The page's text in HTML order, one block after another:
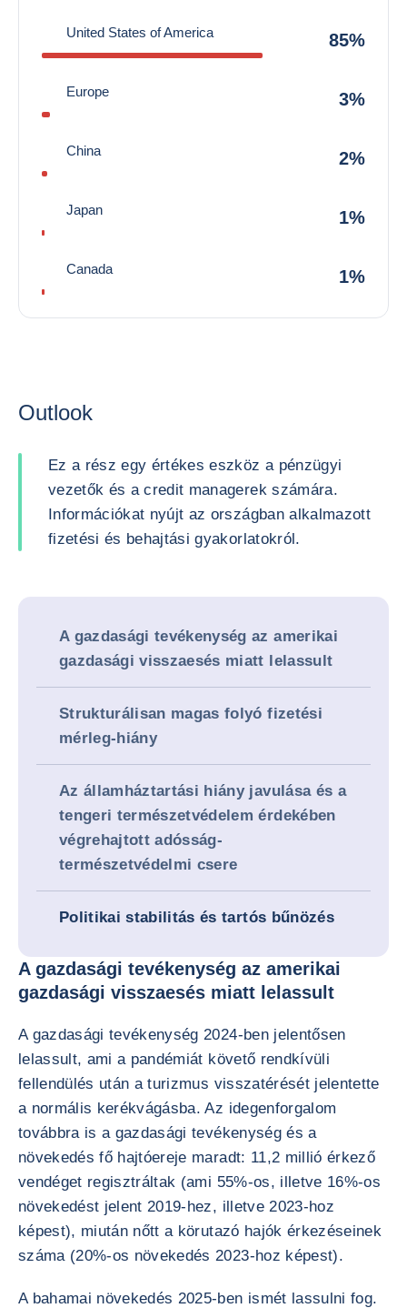
United States of America 85%
Europe 3%
China 2%
Japan 1%
Canada 1%
Outlook
Ez a rész egy értékes eszköz a pénzügyi
vezetők és a credit managerek számára.
Információkat nyújt az országban alkalmazott
fizetési és behajtási gyakorlatokról.
A gazdasági tevékenység az amerikai
gazdasági visszaesés miatt lelassult
Strukturálisan magas folyó fizetési
mérleg-hiány
Az államháztartási hiány javulása és a
tengeri természetvédelem érdekében
végrehajtott adósság-
természetvédelmi csere
Politikai stabilitás és tartós bűnözés
A gazdasági tevékenység az amerikai
gazdasági visszaesés miatt lelassult
A gazdasági tevékenység 2024-ben jelentősen
lelassult, ami a pandémiát követő rendkívüli
fellendülés után a turizmus visszatérését jelentette
a normális kerékvágásba. Az idegenforgalom
továbbra is a gazdasági tevékenység és a
növekedés fő hajtóereje maradt: 11,2 millió érkező
vendéget regisztráltak (ami 55%-os, illetve 16%-os
növekedést jelent 2019-hez, illetve 2023-hoz
képest), miután nőtt a körutazó hajók érkezéseinek
száma (20%-os növekedés 2023-hoz képest).
A bahamai növekedés 2025-ben ismét lassulni fog.